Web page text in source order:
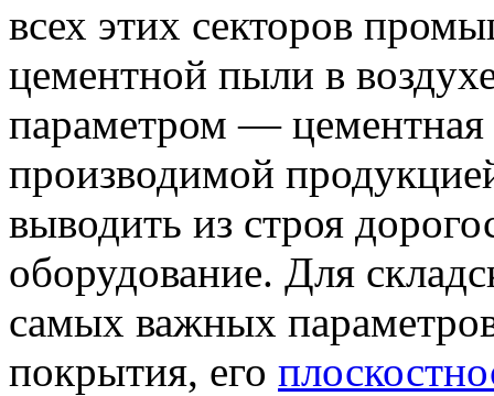
всех этих секторов
цементной пыли в
параметром — цементная
производимой
выводить из строя
оборудование. Для
самых важных
покрытия, его